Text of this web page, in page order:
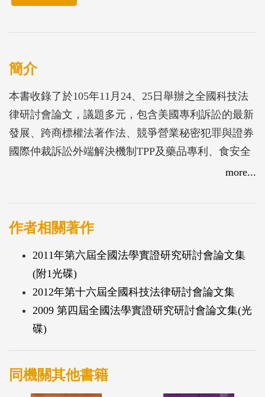
簡介
本書收錄了於105年11月24、25日舉辦之全國科技法
律研討會論文，議題多元，包含美國專利訴訟的最新
發展、跨商標權法著作法、競爭營業秘密犯罪與證券
國際仲裁訴訟外端解決機制TPP及藥品專利、食安全
more...
作者相關著作
2011年第六屆全國法學實證研究研討會論文集
(附1光碟)
2012年第十六屆全國科技法律研討會論文集
2009 第四屆全國法學實證研究研討會論文集(光
碟)
同機關其他書籍